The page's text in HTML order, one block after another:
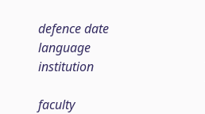
defence date
language
institution
faculty